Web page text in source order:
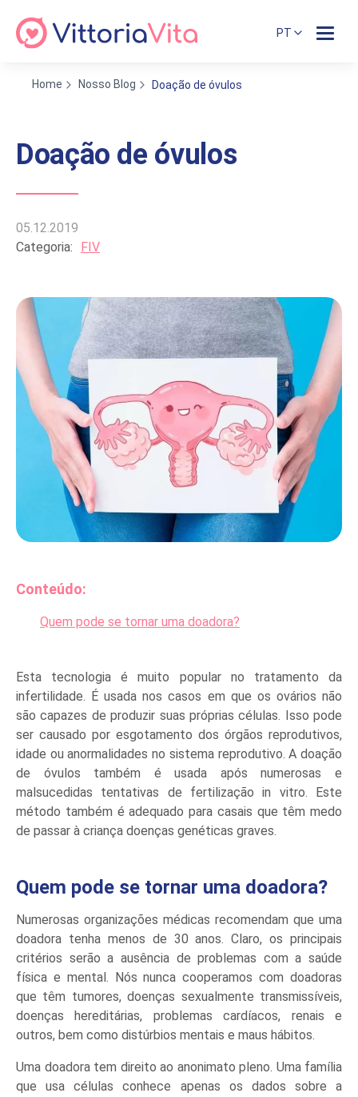
PT
Home Nosso Blog Doação de óvulos
Doação de óvulos
05.12.2019
Categoria:
FIV
Conteúdo:
Quem pode se tornar uma doadora?
Esta tecnologia é muito popular no tratamento da
infertilidade. É usada nos casos em que os ovários não
são capazes de produzir suas próprias células. Isso pode
ser causado por esgotamento dos órgãos reprodutivos,
idade ou anormalidades no sistema reprodutivo. A doação
de óvulos também é usada após numerosas e
malsucedidas tentativas de fertilização in vitro. Este
método também é adequado para casais que têm medo
de passar à criança doenças genéticas graves.
Quem pode se tornar uma doadora?
Numerosas organizações médicas recomendam que uma
doadora tenha menos de 30 anos. Claro, os principais
critérios serão a ausência de problemas com a saúde
física e mental. Nós nunca cooperamos com doadoras
que têm tumores, doenças sexualmente transmissíveis,
doenças hereditárias, problemas cardíacos, renais e
outros, bem como distúrbios mentais e maus hábitos.
Uma doadora tem direito ao anonimato pleno. Uma família
que usa células conhece apenas os dados sobre a